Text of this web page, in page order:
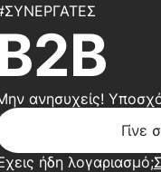
ανησυχείς!
Γίνε
ήδη λογαριασμό;